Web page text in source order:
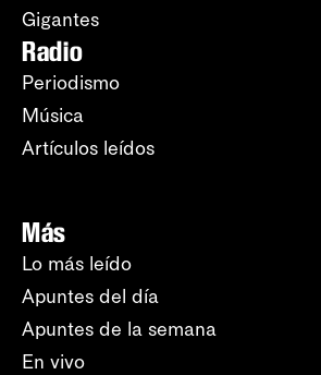
Gigantes
Radio
Periodismo
Música
Artículos leídos
Más
Lo más leído
Apuntes del día
Apuntes de la semana
En vivo